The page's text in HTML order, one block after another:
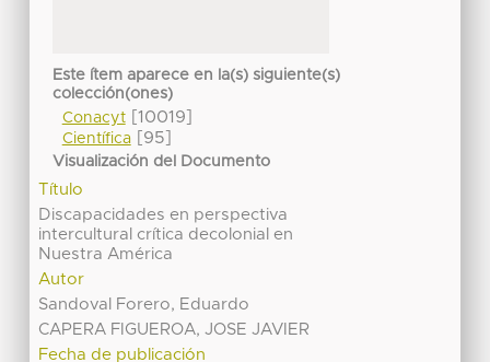
Este ítem aparece en la(s) siguiente(s)
colección(ones)
Conacyt[10019]
Científica[95]
Visualización del Documento
Título
Discapacidades en perspectiva
intercultural crítica decolonial en
Nuestra América
Autor
Sandoval Forero, Eduardo
CAPERA FIGUEROA, JOSE JAVIER
Fecha de publicación